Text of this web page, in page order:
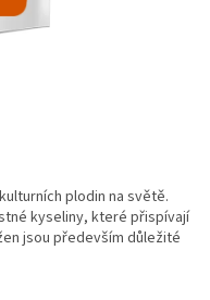
plodin na světě.
kyseliny, které přispívají
jsou především důležité